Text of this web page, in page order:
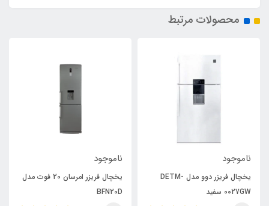
محصولات مرتبط
ناموجود
یخچال فریزر دوو مدل DETM-
0027GW سفید
ناموجود
یخچال فریزر امرسان 20 فوت مدل
BFN20D